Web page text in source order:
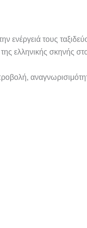
ενέργειά τους
ελληνικής σκηνής